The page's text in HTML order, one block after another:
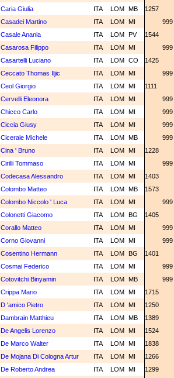
Caria Giulia ITA LOM MB 1257
Casadei Martino ITA LOM MI 999
Casale Anania ITA LOM PV 1544
Casarosa Filippo ITA LOM MI 999
Casartelli Luciano ITA LOM CO 1425
Ceccato Thomas Iljic ITA LOM MI 999
Ceol Giorgio ITA LOM MI 1111
Cervelli Eleonora ITA LOM MI 999
Chicco Carlo ITA LOM MI 999
Ciccia Giusy ITA LOM MI 999
Cicerale Michele ITA LOM MB 999
Cina ' Bruno ITA LOM MI 1228
Cirilli Tommaso ITA LOM MI 999
Codecasa Alessandro ITA LOM MI 1403
Colombo Matteo ITA LOM MB 1573
Colombo Niccolo ' Luca ITA LOM MI 999
Colonetti Giacomo ITA LOM BG 1405
Corallo Matteo ITA LOM MI 999
Corno Giovanni ITA LOM MI 999
Cosentino Hermann ITA LOM BG 1401
Cosmai Federico ITA LOM MI 999
Cotovitchi Binyamin ITA LOM MB 999
Crippa Mario ITA LOM MI 1715
D 'amico Pietro ITA LOM MI 1250
Dambrain Matthieu ITA LOM MB 1389
De Angelis Lorenzo ITA LOM MI 1524
De Marco Walter ITA LOM MI 1838
De Mojana Di Cologna Artur ITA LOM MI 1266
De Roberto Andrea ITA LOM MI 1299